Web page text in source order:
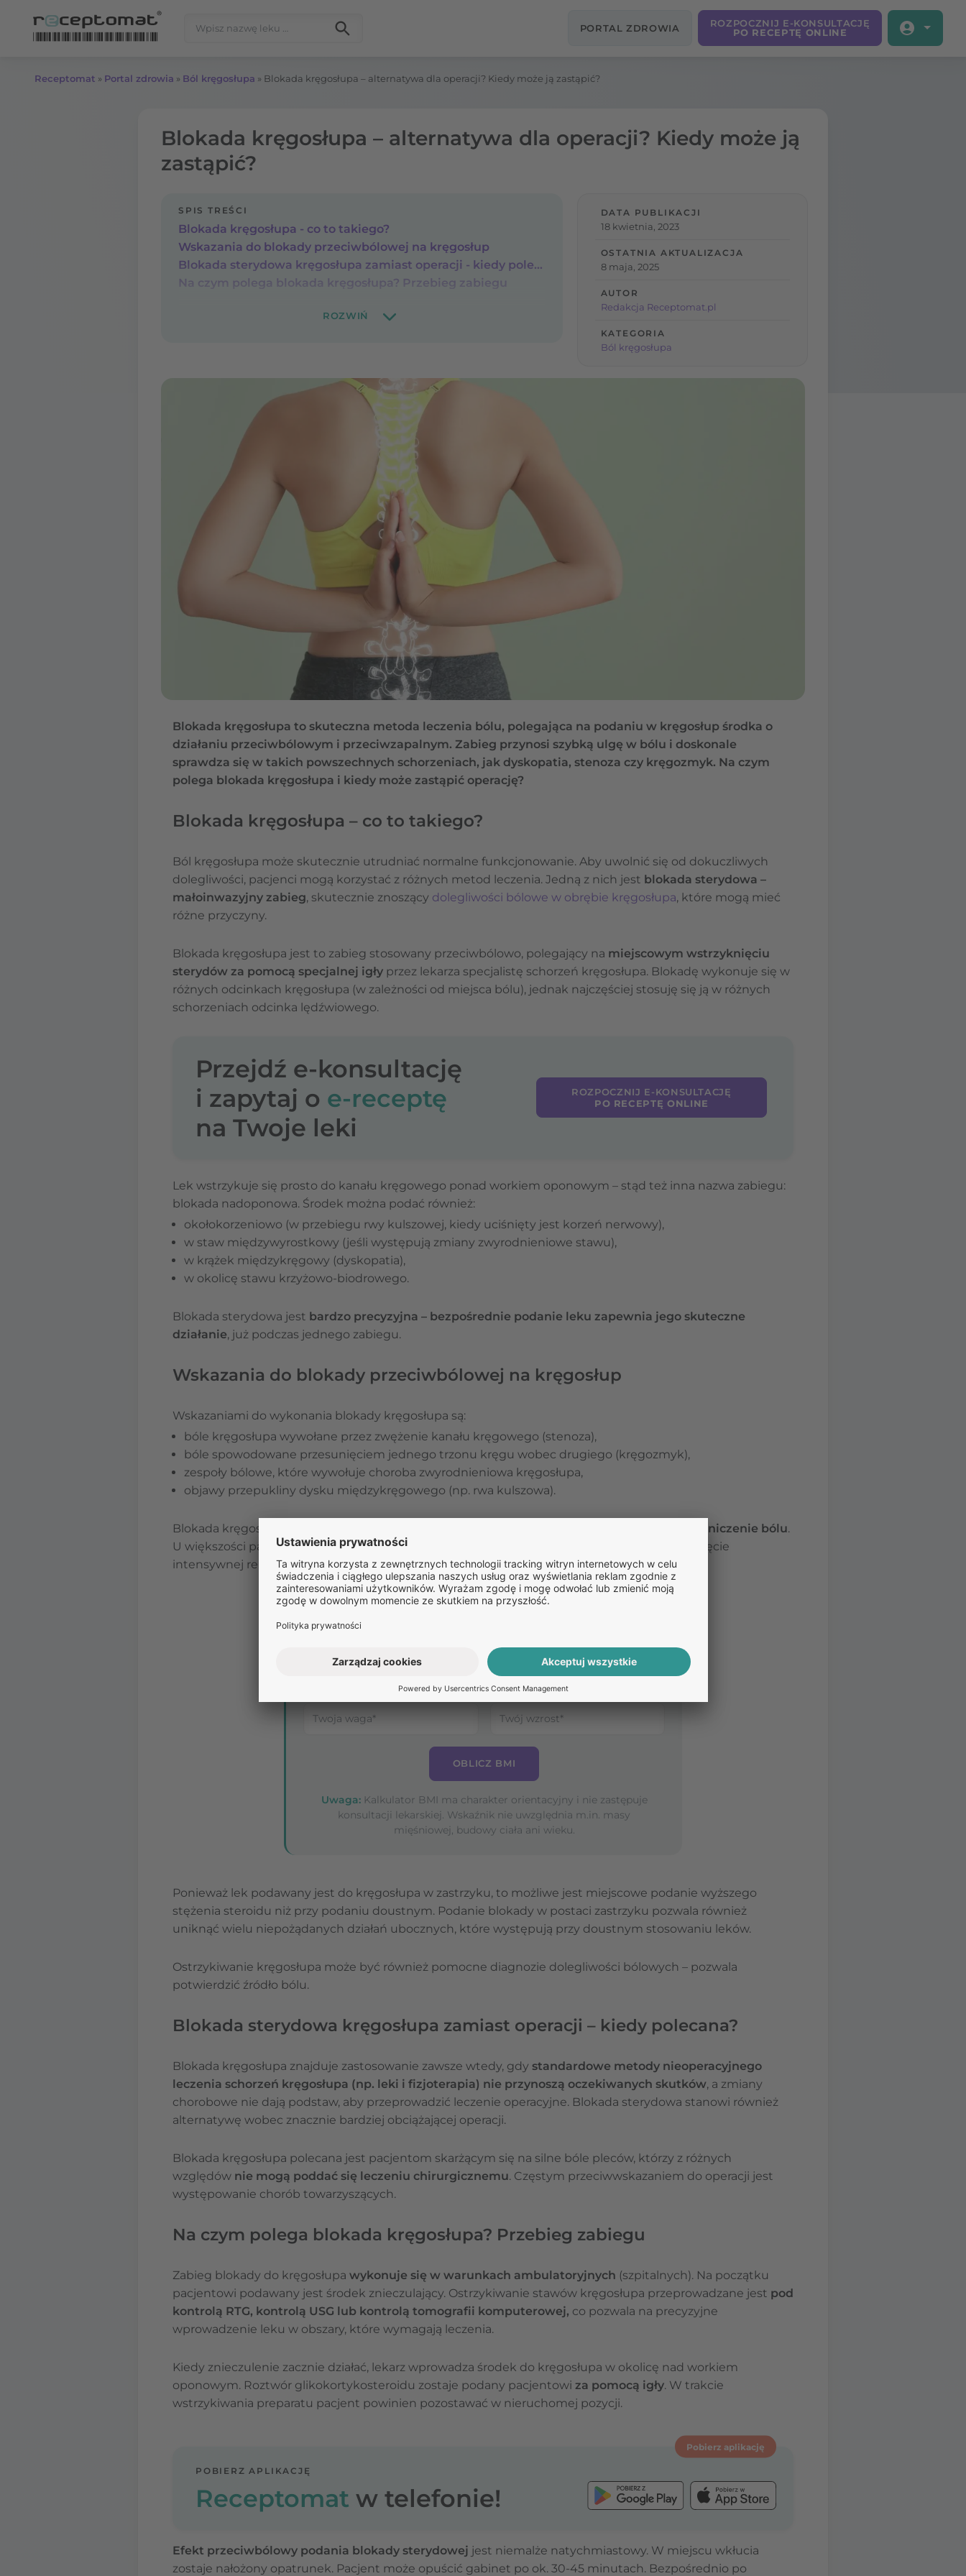
PORTAL ZDROWIA
ROZPOCZNIJ E-KONSULTACJĘ
PO RECEPTĘ ONLINE
Receptomat » Portal zdrowia » Ból kręgosłupa » Blokada kręgosłupa – alternatywa dla operacji? Kiedy może ją zastąpić?
Blokada kręgosłupa – alternatywa dla operacji? Kiedy może ją
zastąpić?
SPIS TREŚCI
Blokada kręgosłupa - co to takiego?
Wskazania do blokady przeciwbólowej na kręgosłup
Blokada sterydowa kręgosłupa zamiast operacji - kiedy polecana?
Na czym polega blokada kręgosłupa? Przebieg zabiegu
DATA PUBLIKACJI
18 kwietnia, 2023
OSTATNIA AKTUALIZACJA
8 maja, 2025
AUTOR
Redakcja Receptomat.pl
KATEGORIA
Ból kręgosłupa
Blokada kręgosłupa to skuteczna metoda leczenia bólu, polegająca na podaniu w kręgosłup środka o
działaniu przeciwbólowym i przeciwzapalnym. Zabieg przynosi szybką ulgę w bólu i doskonale
sprawdza się w takich powszechnych schorzeniach, jak dyskopatia, stenoza czy kręgozmyk. Na czym
polega blokada kręgosłupa i kiedy może zastąpić operację?
Blokada kręgosłupa – co to takiego?
Ból kręgosłupa może skutecznie utrudniać normalne funkcjonowanie. Aby uwolnić się od dokuczliwych
dolegliwości, pacjenci mogą korzystać z różnych metod leczenia. Jedną z nich jest blokada sterydowa –
małoinwazyjny zabieg, skutecznie znoszący dolegliwości bólowe w obrębie kręgosłupa, które mogą mieć
różne przyczyny.
Blokada kręgosłupa jest to zabieg stosowany przeciwbólowo, polegający na miejscowym wstrzyknięciu
sterydów za pomocą specjalnej igły przez lekarza specjalistę schorzeń kręgosłupa. Blokadę wykonuje się w
różnych odcinkach kręgosłupa (w zależności od miejsca bólu), jednak najczęściej stosuję się ją w różnych
schorzeniach odcinka lędźwiowego.
Przejdź e-konsultację
i zapytaj o e-receptę
na Twoje leki
ROZPOCZNIJ E-KONSULTACJĘ
PO RECEPTĘ ONLINE
Lek wstrzykuje się prosto do kanału kręgowego ponad workiem oponowym – stąd też inna nazwa zabiegu:
blokada nadoponowa. Środek można podać również:
okołokorzeniowo (w przebiegu rwy kulszowej, kiedy uciśnięty jest korzeń nerwowy),
w staw międzywyrostkowy (jeśli występują zmiany zwyrodnieniowe stawu),
w krążek międzykręgowy (dyskopatia),
w okolicę stawu krzyżowo-biodrowego.
Blokada sterydowa jest bardzo precyzyjna – bezpośrednie podanie leku zapewnia jego skuteczne
działanie, już podczas jednego zabiegu.
Wskazania do blokady przeciwbólowej na kręgosłup
Wskazaniami do wykonania blokady kręgosłupa są:
bóle kręgosłupa wywołane przez zwężenie kanału kręgowego (stenoza),
bóle spowodowane przesunięciem jednego trzonu kręgu wobec drugiego (kręgozmyk),
zespoły bólowe, które wywołuje choroba zwyrodnieniowa kręgosłupa,
objawy przepukliny dysku międzykręgowego (np. rwa kulszowa).
Blokada kręgosłupa zmniejsza stan zapalny i obrzęk, dzięki czemu następuje znaczne ograniczenie bólu.
U większości pacjentów blokada znosi całkowicie dolegliwości bólowe, co pozwala na rozpoczęcie
intensywnej rehabilitacji w celu podtrzymania uzyskanego efektu.
Sprawdź, czy kwalifikujesz się do
leczenia nadwagi lub otyłości
OBLICZ BMI
Uwaga:Kalkulator BMI ma charakter orientacyjny i nie zastępuje
konsultacji lekarskiej. Wskaźnik nie uwzględnia m.in. masy
mięśniowej, budowy ciała ani wieku.
Ponieważ lek podawany jest do kręgosłupa w zastrzyku, to możliwe jest miejscowe podanie wyższego
stężenia steroidu niż przy podaniu doustnym. Podanie blokady w postaci zastrzyku pozwala również
uniknąć wielu niepożądanych działań ubocznych, które występują przy doustnym stosowaniu leków.
Ostrzykiwanie kręgosłupa może być również pomocne diagnozie dolegliwości bólowych – pozwala
potwierdzić źródło bólu.
Blokada sterydowa kręgosłupa zamiast operacji – kiedy polecana?
Blokada kręgosłupa znajduje zastosowanie zawsze wtedy, gdy standardowe metody nieoperacyjnego
leczenia schorzeń kręgosłupa (np. leki i fizjoterapia) nie przynoszą oczekiwanych skutków, a zmiany
chorobowe nie dają podstaw, aby przeprowadzić leczenie operacyjne. Blokada sterydowa stanowi również
alternatywę wobec znacznie bardziej obciążającej operacji.
Blokada kręgosłupa polecana jest pacjentom skarżącym się na silne bóle pleców, którzy z różnych
względów nie mogą poddać się leczeniu chirurgicznemu. Częstym przeciwwskazaniem do operacji jest
występowanie chorób towarzyszących.
Na czym polega blokada kręgosłupa? Przebieg zabiegu
Zabieg blokady do kręgosłupa wykonuje się w warunkach ambulatoryjnych (szpitalnych). Na początku
pacjentowi podawany jest środek znieczulający. Ostrzykiwanie stawów kręgosłupa przeprowadzane jest pod
kontrolą RTG, kontrolą USG lub kontrolą tomografii komputerowej, co pozwala na precyzyjne
wprowadzenie leku w obszary, które wymagają leczenia.
Kiedy znieczulenie zacznie działać, lekarz wprowadza środek do kręgosłupa w okolicę nad workiem
oponowym. Roztwór glikokortykosteroidu zostaje podany pacjentowi za pomocą igły. W trakcie
wstrzykiwania preparatu pacjent powinien pozostawać w nieruchomej pozycji.
Pobierz aplikację
POBIERZ APLIKACJĘ
Receptomat w telefonie!
Efekt przeciwbólowy podania blokady sterydowej jest niemalże natychmiastowy. W miejscu wkłucia
zostaje nałożony opatrunek. Pacjent może opuścić gabinet po ok. 30-45 minutach. Bezpośrednio po